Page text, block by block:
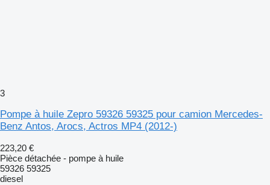
3
Pompe à huile Zepro 59326 59325 pour camion Mercedes-
Benz Antos, Arocs, Actros MP4 (2012-)
223,20 €
Pièce détachée - pompe à huile
59326 59325
diesel